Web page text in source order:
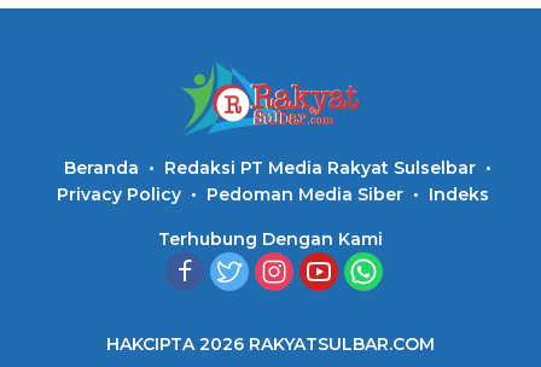
Beranda
Redaksi PT Media Rakyat Sulselbar
Privacy Policy
Pedoman Media Siber Indeks
Terhubung Dengan Kami
HAKCIPTA 2026 RAKYATSULBAR.COM